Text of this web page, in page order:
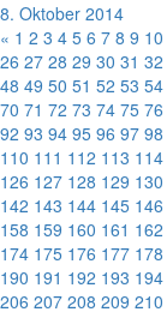
8. Oktober 2014
« 1 2 3 4 5 6 7 8 9 10
26 27 28 29 30 31 32
48 49 50 51 52 53 54
70 71 72 73 74 75 76
92 93 94 95 96 97 98
110 111 112 113 114
126 127 128 129 130
142 143 144 145 146
158 159 160 161 162
174 175 176 177 178
190 191 192 193 194
206 207 208 209 210